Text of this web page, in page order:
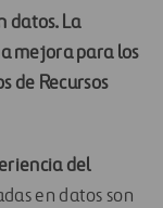
datos. La
mejora para los
de Recursos
del
en datos son